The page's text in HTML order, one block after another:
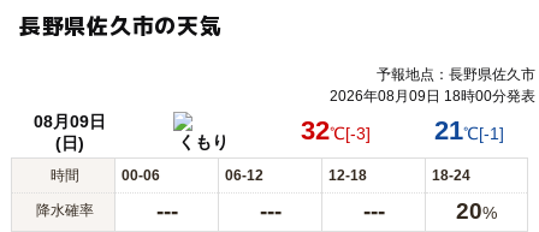
長野県佐久市の天気
予報地点：長野県佐久市
2026年08月09日 18時00分発表
08月09日
(日)
くもり 32℃[-3] 21℃[-1]
時間 00-06 06-12 12-18 18-24
降水確率 --- --- --- 20%